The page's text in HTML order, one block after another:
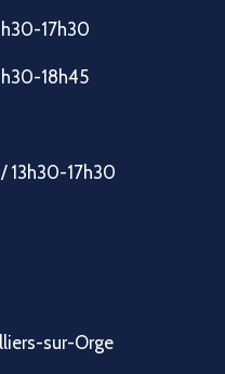
17h30
18h45
13h30-17h30
sur-Orge